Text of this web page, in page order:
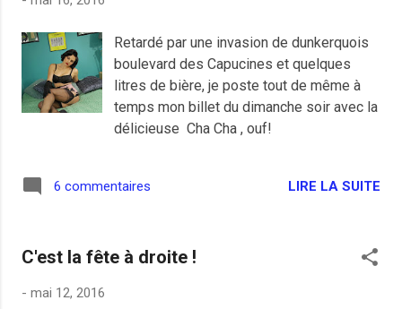
leur mort , ils pratiquent la surenchère
ultra-libérale pour la pompe à fric de
campagne parce qu'une campagne à la
Donald Trump coûte chère, très chère,
100.000 euros par mois pour la face de
budget pour le croulant Juppé qui détient
n'e...
Retardé par une invasion de dunkerquois
boulevard des Capucines et quelques
litres de bière, je poste tout de même à
temps mon billet du dimanche soir avec la
délicieuse Cha Cha , ouf!
6 commentaires LIRE LA SUITE
C'est la fête à droite !
- mai 12, 2016